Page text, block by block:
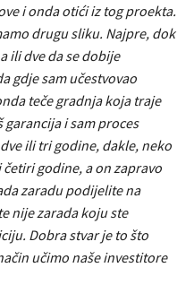
i onda otići iz tog proekta.
drugu sliku. Najpre, dok
ili dve da se dobije
gdje sam učestvovao
teče gradnja koja traje
i sam proces
ili tri godine, dakle, neko
godine, a on zapravo
zaradu podijelite na
nije zarada koju ste
Dobra stvar je to što
učimo naše investitore